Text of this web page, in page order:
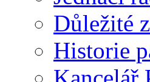
Důležité
Historie